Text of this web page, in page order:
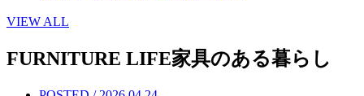
VIEW ALL
FURNITURE LIFE家具のある暮らし